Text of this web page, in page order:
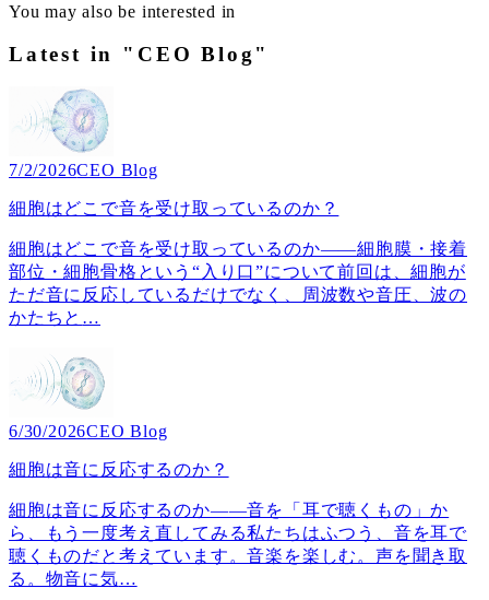
You may also be interested in
Latest in "CEO Blog"
7/2/2026CEO Blog
細胞はどこで音を受け取っているのか？
細胞はどこで音を受け取っているのか――細胞膜・接着
部位・細胞骨格という“入り口”について前回は、細胞が
ただ音に反応しているだけでなく、周波数や音圧、波の
かたちと …
6/30/2026CEO Blog
細胞は音に反応するのか？
細胞は音に反応するのか――音を「耳で聴くもの」か
ら、もう一度考え直してみる私たちはふつう、音を耳で
聴くものだと考えています。音楽を楽しむ。声を聞き取
る。物音に気…